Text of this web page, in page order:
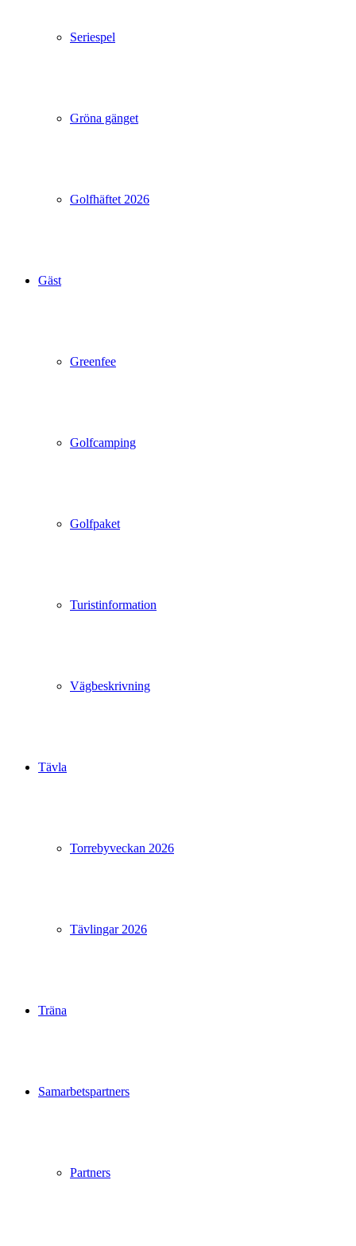
Seriespel
Gröna gänget
Golfhäftet 2026
Gäst
Greenfee
Golfcamping
Golfpaket
Turistinformation
Vägbeskrivning
Tävla
Torrebyveckan 2026
Tävlingar 2026
Träna
Samarbetspartners
Partners